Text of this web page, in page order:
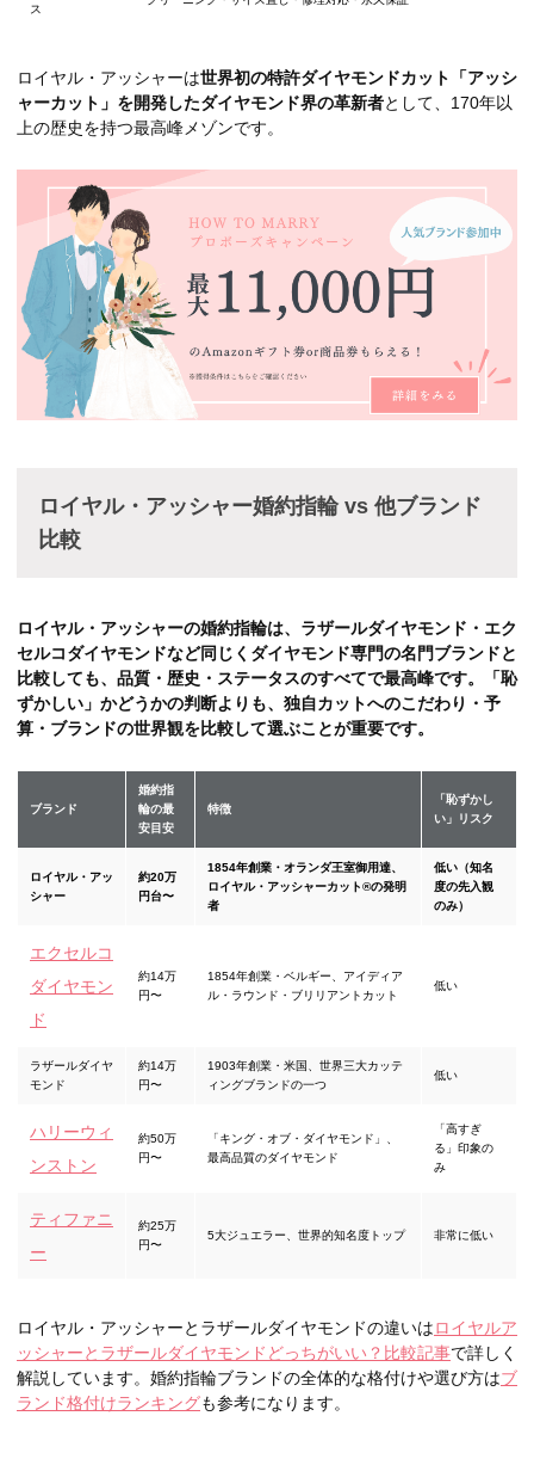
ス
ロイヤル・アッシャーは世界初の特許ダイヤモンドカット「アッシ
ャーカット」を開発したダイヤモンド界の革新者として、170年以
上の歴史を持つ最高峰メゾンです。
ロイヤル・アッシャー婚約指輪 vs 他ブランド
比較
ロイヤル・アッシャーの婚約指輪は、ラザールダイヤモンド・エク
セルコダイヤモンドなど同じくダイヤモンド専門の名門ブランドと
比較しても、品質・歴史・ステータスのすべてで最高峰です。「恥
ずかしい」かどうかの判断よりも、独自カットへのこだわり・予
算・ブランドの世界観を比較して選ぶことが重要です。
ブランド
婚約指
輪の最
安目安
特徴
「恥ずかし
い」リスク
ロイヤル・アッ
シャー
約20万
円台〜
1854年創業・オランダ王室御用達、
ロイヤル・アッシャーカット®の発明
者
低い（知名
度の先入観
のみ）
エクセルコ
ダイヤモン
ド
約14万
円〜
1854年創業・ベルギー、アイディア
ル・ラウンド・ブリリアントカット
低い
ラザールダイヤ
モンド
約14万
円〜
1903年創業・米国、世界三大カッテ
ィングブランドの一つ
低い
ハリーウィ
ンストン
約50万
円〜
「キング・オブ・ダイヤモンド」、
最高品質のダイヤモンド
「高すぎ
る」印象の
み
ティファニ
ー
約25万
円〜
5大ジュエラー、世界的知名度トップ 非常に低い
ロイヤル・アッシャーとラザールダイヤモンドの違いはロイヤルア
ッシャーとラザールダイヤモンドどっちがいい？比較記事で詳しく
解説しています。婚約指輪ブランドの全体的な格付けや選び方はブ
ランド格付けランキングも参考になります。